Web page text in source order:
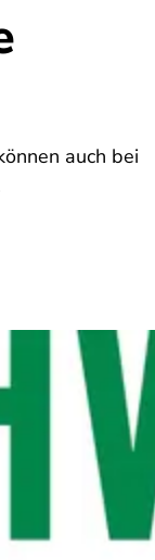
auch bei